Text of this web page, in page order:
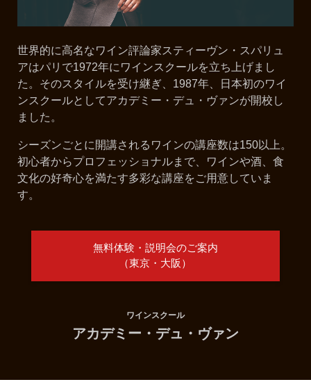
世界的に高名なワイン評論家スティーヴン・スパリュ
アはパリで1972年にワインスクールを立ち上げまし
た。そのスタイルを受け継ぎ、1987年、日本初のワイ
ンスクールとしてアカデミー・デュ・ヴァンが開校し
ました。
シーズンごとに開講されるワインの講座数は150以上。
初心者からプロフェッショナルまで、ワインや酒、食
文化の好奇心を満たす多彩な講座をご用意していま
す。
無料体験・説明会のご案内
（東京・大阪）
ワインスクール
アカデミー・デュ・ヴァン